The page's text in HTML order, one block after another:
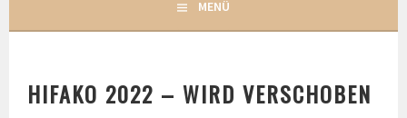
MENÜ
HIFAKO 2022 – WIRD VERSCHOBEN